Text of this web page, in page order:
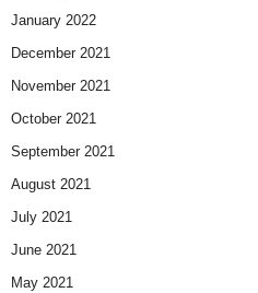
January 2022
December 2021
November 2021
October 2021
September 2021
August 2021
July 2021
June 2021
May 2021